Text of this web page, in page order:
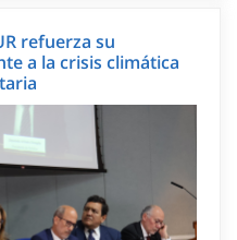
refuerza su
a la crisis climática